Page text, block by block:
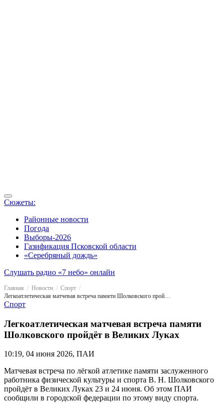
Сюжеты:
Районные новости
Погода
Выборы-2026
Газификация Псковской области
«Серебряный дождь»
Слушать радио «7 небо» онлайн
Главная Новости
Спорт
Легкоатлетическая матчевая встреча памяти Шолковского пройдёт в Великих Луках
Спорт
Легкоатлетическая матчевая встреча памяти
Шолковского пройдёт в Великих Луках
10:19, 04 июня 2026, ПАИ
Матчевая встреча по лёгкой атлетике памяти заслуженного
работника физической культуры и спорта В. Н. Шолковского
пройдёт в Великих Луках 23 и 24 июня. Об этом ПАИ
сообщили в городской федерации по этому виду спорта.